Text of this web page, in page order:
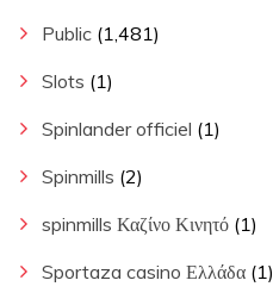
Public (1,481)
Slots (1)
Spinlander officiel (1)
Spinmills (2)
spinmills Καζίνο Κινητό (1)
Sportaza casino Ελλάδα (1)